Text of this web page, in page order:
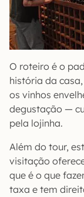
O roteiro é o
história da
os vinhos
degustação —
pela lojinha.
Além do tour,
visitação
que é o que
taxa e tem